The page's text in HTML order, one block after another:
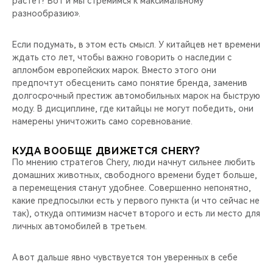
разнообразию».
Если подумать, в этом есть смысл. У китайцев нет времени
ждать сто лет, чтобы важно говорить о наследии с
апломбом европейских марок. Вместо этого они
предпочтут обесценить само понятие бренда, заменив
долгосрочный престиж автомобильных марок на быструю
моду. В дисциплине, где китайцы не могут победить, они
намерены уничтожить само соревнование.
КУДА ВООБЩЕ ДВИЖЕТСЯ CHERY?
По мнению стратегов Chery, люди начнут сильнее любить
домашних животных, свободного времени будет больше,
а перемещения станут удобнее. Совершенно непонятно,
какие предпосылки есть у первого пункта (и что сейчас не
так), откуда оптимизм насчет второго и есть ли место для
личных автомобилей в третьем.
А вот дальше явно чувствуется тон уверенных в себе